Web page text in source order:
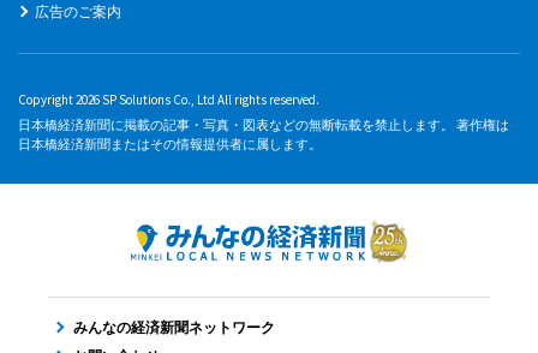
広告のご案内
Copyright 2026 SP Solutions Co., Ltd All rights reserved.
日本橋経済新聞に掲載の記事・写真・図表などの無断転載を禁止します。 著作権は
日本橋経済新聞またはその情報提供者に属します。
みんなの経済新聞ネットワーク